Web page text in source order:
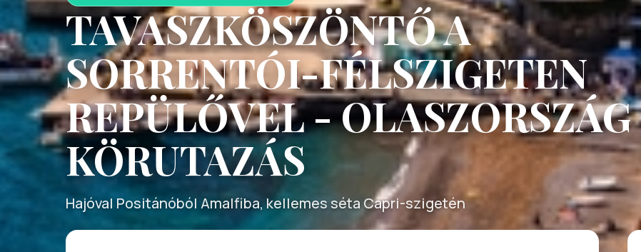
TAVASZKÖSZÖNTŐ A
SORRENTÓI-FÉLSZIGETEN
REPÜLŐVEL - OLASZORSZÁG
KÖRUTAZÁS
Hajóval Positánóból Amalfiba, kellemes séta Capri-szigetén